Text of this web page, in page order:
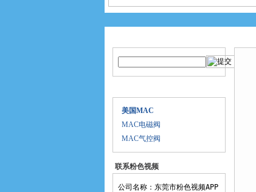
美国MAC
MAC电磁阀
MAC气控阀
联系粉色视频
APP下载
公司名称：东莞市粉色视频APP